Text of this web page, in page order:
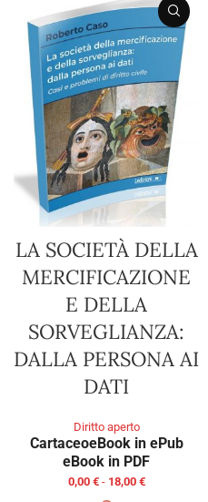
LA SOCIETÀ DELLA
MERCIFICAZIONE
E DELLA
SORVEGLIANZA:
DALLA PERSONA AI
DATI
Diritto aperto
CartaceoeBook in ePub
eBook in PDF
0,00 € - 18,00 €